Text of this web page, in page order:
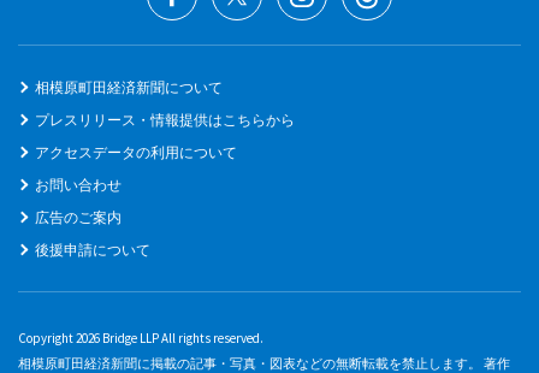
相模原町田経済新聞について
プレスリリース・情報提供はこちらから
アクセスデータの利用について
お問い合わせ
広告のご案内
後援申請について
Copyright 2026 Bridge LLP All rights reserved.
相模原町田経済新聞に掲載の記事・写真・図表などの無断転載を禁止します。 著作